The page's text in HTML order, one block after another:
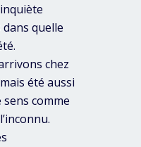
quelle
chez
été aussi
sens comme